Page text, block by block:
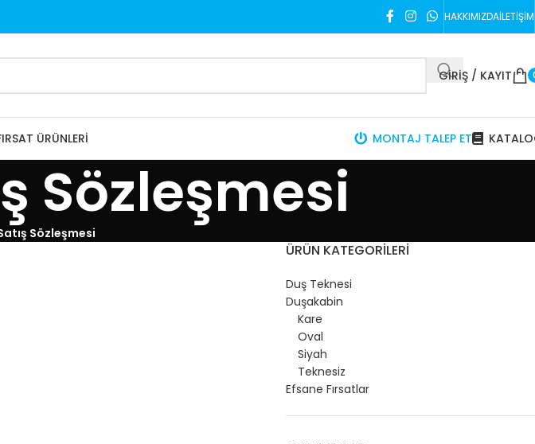
HAKKIMIZDAİLETIŞIM
GIRIŞ / KAYIT
ÜRÜNLERI MONTAJ TALEP ET
Sözleşmesi
Sözleşmesi
ÜRÜN KATEGORILERI
Duş Teknesi
Duşakabin
Kare
Oval
Siyah
Teknesiz
Efsane Fırsatlar